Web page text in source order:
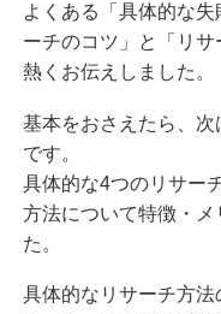
よくある「具体的な
ーチのコツ」と「リサ
熱くお伝えしました。
基本をおさえたら、
です。
具体的な4つのリサー
方法について特徴・
た。
具体的なリサーチ方法